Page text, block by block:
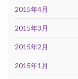
2015年4月
2015年3月
2015年2月
2015年1月